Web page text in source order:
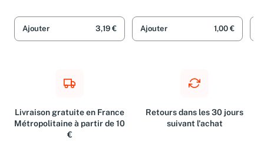
Ajouter 3,19 € Ajouter 1,00 €
Livraison gratuite en France
Métropolitaine à partir de 10
€
Retours dans les 30 jours
suivant l'achat